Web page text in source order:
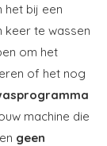
het bij een
keer te wassen
om het
of het nog
machine die
en geen